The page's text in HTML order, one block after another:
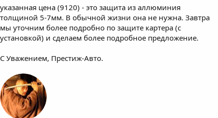
указанная цена (9120) - это защита из аллюминия
толщиной 5-7мм. В обычной жизни она не нужна. Завтра
мы уточним более подробно по защите картера (с
установкой) и сделаем более подробное предложение.
С Уважением, Престиж-Авто.